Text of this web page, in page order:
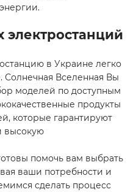
электростанций
в Украине легко
Солнечная Вселенная Вы
моделей по доступным
продукты
которые гарантируют
высокую
помочь вам выбрать
ваши потребности и
сделать процесс